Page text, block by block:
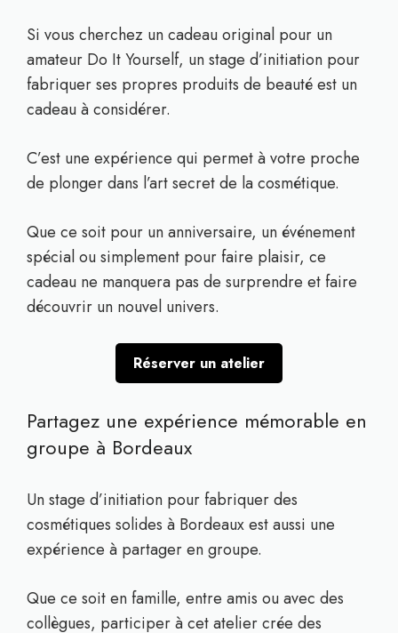
Si vous cherchez un cadeau original pour un
amateur Do It Yourself, un stage d’initiation pour
fabriquer ses propres produits de beauté est un
cadeau à considérer.
C’est une expérience qui permet à votre proche
de plonger dans l’art secret de la cosmétique.
Que ce soit pour un anniversaire, un événement
spécial ou simplement pour faire plaisir, ce
cadeau ne manquera pas de surprendre et faire
découvrir un nouvel univers.
Réserver un atelier
Partagez une expérience mémorable en
groupe à Bordeaux
Un stage d’initiation pour fabriquer des
cosmétiques solides à Bordeaux est aussi une
expérience à partager en groupe.
Que ce soit en famille, entre amis ou avec des
collègues, participer à cet atelier crée des